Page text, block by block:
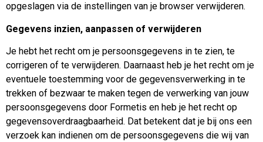
opgeslagen via de instellingen van je browser verwijderen.
Gegevens inzien, aanpassen of verwijderen
Je hebt het recht om je persoonsgegevens in te zien, te
corrigeren of te verwijderen. Daarnaast heb je het recht om je
eventuele toestemming voor de gegevensverwerking in te
trekken of bezwaar te maken tegen de verwerking van jouw
persoonsgegevens door Formetis en heb je het recht op
gegevensoverdraagbaarheid. Dat betekent dat je bij ons een
verzoek kan indienen om de persoonsgegevens die wij van